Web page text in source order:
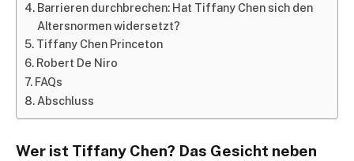
Barrieren durchbrechen: Hat Tiffany Chen sich den
Altersnormen widersetzt?
Tiffany Chen Princeton
Robert De Niro
FAQs
Abschluss
Wer ist Tiffany Chen? Das Gesicht neben